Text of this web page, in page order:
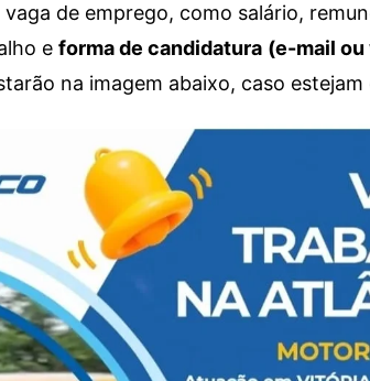
de emprego, como salário,
e forma de candidatura (e-mail ou
na imagem abaixo, caso estejam